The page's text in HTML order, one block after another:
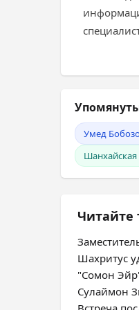
Умед
Шанхайская
Читайте
Шахритус
"Сомон
Сулаймон